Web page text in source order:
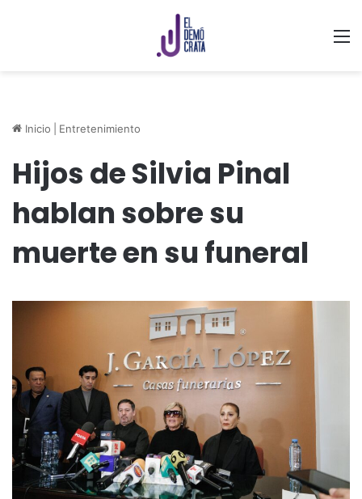
Inicio Entretenimiento
Hijos de Silvia Pinal
hablan sobre su
muerte en su funeral